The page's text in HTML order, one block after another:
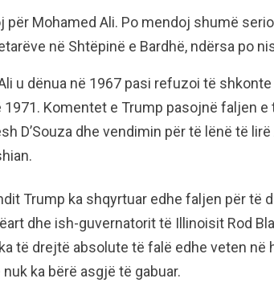
për Mohamed Ali. Po mendoj shumë
në Shtëpinë e Bardhë, ndërsa po
u dënua në 1967 pasi refuzoi të
1971. Komentet e Trump pasojnë faljen
D’Souza dhe vendimin për të lënë të
Trump ka shqyrtuar edhe faljen për të
dhe ish-guvernatorit të Illinoisit Rod
të drejtë absolute të falë edhe veten në
ka bërë asgjë të gabuar.